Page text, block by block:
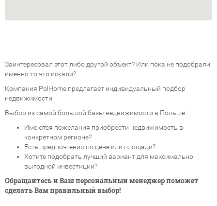
Заинтересовал этот либо другой объект? Или пока не подобрали
именно то что искали?
Компания PolHome предлагает индивидуальный подбор
недвижимости.
Выбор из самой большой базы недвижимости в Польше:
Имеются пожелания приобрести недвижимость в
конкретном регионе?
Есть предпочтения по цене или площади?
Хотите подобрать лучший вариант для максимально
выгодной инвестиции?
Обращайтесь и Ваш персональный менеджер поможет
сделать Вам правильный выбор!